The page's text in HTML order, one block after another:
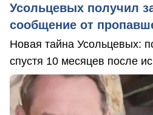
Усольцевых получил
сообщение от
Новая тайна Усольцевых:
спустя 10 месяцев после